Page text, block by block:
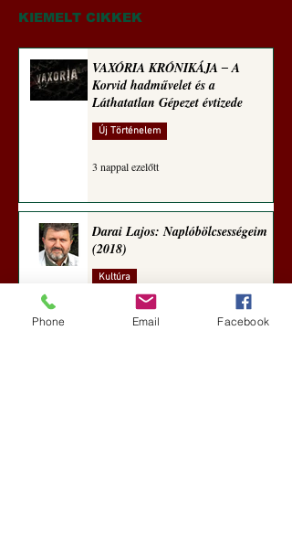
KIEMELT CIKKEK
VAXÓRIA KRÓNIKÁJA ‒ A
Korvid hadművelet és a
Láthatatlan Gépezet évtizede
Új Történelem
3 nappal ezelőtt
Darai Lajos: Naplóbölcsességeim
(2018)
Kultúra
6 nappal ezelőtt
Phone Email Facebook